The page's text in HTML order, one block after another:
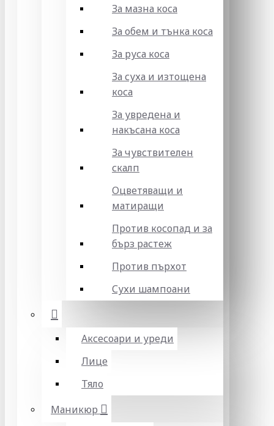
За мазна коса
За обем и тънка коса
За руса коса
За суха и изтощена
коса
За увредена и
накъсана коса
За чувствителен
скалп
Оцветяващи и
матиращи
Против косопад и за
бърз растеж
Против пърхот
Сухи шампоани
Аксесоари и уреди
Лице
Тяло
Маникюр